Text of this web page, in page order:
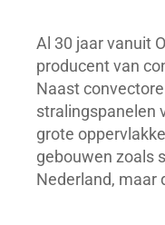
Al 30 jaar vanuit
producent van
Naast
stralingspanelen
grote
gebouwen zoals
Nederland, maar